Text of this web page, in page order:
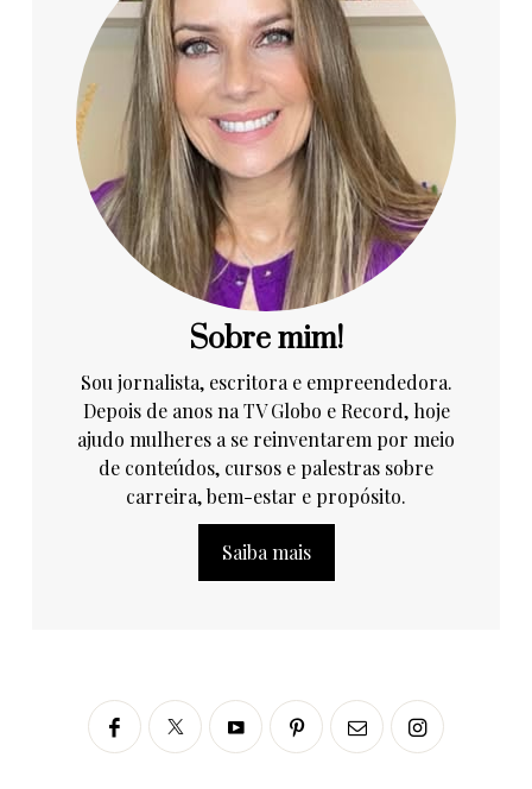
Sobre mim!
Sou jornalista, escritora e empreendedora.
Depois de anos na TV Globo e Record, hoje
ajudo mulheres a se reinventarem por meio
de conteúdos, cursos e palestras sobre
carreira, bem-estar e propósito.
Saiba mais